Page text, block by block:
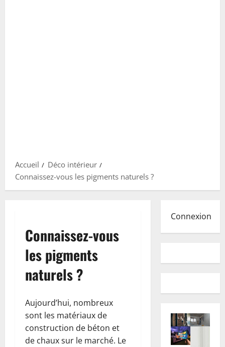
Accueil
Déco intérieur
Connaissez-vous les pigments naturels ?
Connaissez-vous
les pigments
naturels ?
Aujourd’hui, nombreux
sont les matériaux de
construction de béton et
de chaux sur le marché. Le
Connexion